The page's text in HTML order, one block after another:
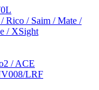
Rico / Saim / Mate /
/ XSight
/ ACE
LRF